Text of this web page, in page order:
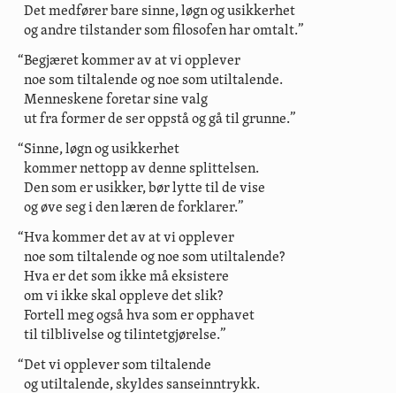
Det medfører bare sinne, løgn og usikkerhet
og andre tilstander som filosofen har omtalt.”
“Begjæret kommer av at vi opplever
noe som tiltalende og noe som utiltalende.
Menneskene foretar sine valg
ut fra former de ser oppstå og gå til grunne.”
“Sinne, løgn og usikkerhet
kommer nettopp av denne splittelsen.
Den som er usikker, bør lytte til de vise
og øve seg i den læren de forklarer.”
“Hva kommer det av at vi opplever
noe som tiltalende og noe som utiltalende?
Hva er det som ikke må eksistere
om vi ikke skal oppleve det slik?
Fortell meg også hva som er opphavet
til tilblivelse og tilintetgjørelse.”
“Det vi opplever som tiltalende
og utiltalende, skyldes sanseinntrykk.